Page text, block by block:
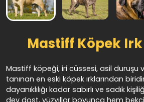
Mastiff Köpek
Mastiff köpeği, iri cüssesi, asil duruşu
tanınan en eski köpek ırklarından
dayanıklılığı kadar sabırlı ve sadık
dev dost, yüzyıllar boyunca hem